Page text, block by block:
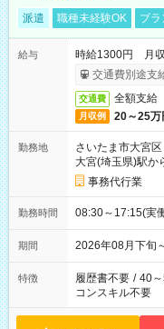
派遣 職種未経験OK ブラ
給与
時給1300円 月
交通費別途支
交通費 全額支給
月収例 20～25万
勤務地
さいたま市大宮区
大宮(埼玉県)駅か
事務代行業
勤務時間 08:30～17:15(実
期間 2026年08月下旬
特徴 履歴書不要 / 40
コンスキル不要